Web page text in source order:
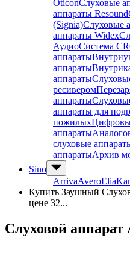
OticonСлуховые
аппараты Resound
(Signia)Слуховые
аппараты Widex
АудиоСистема
аппараты
аппараты
аппараты
ресивером
аппараты
аппараты для
пожилых
аппараты
слуховые
аппаратыАрхив
Sino
ArrivaAveroElia
Купить Заушный
цене 32...
Cлуховой